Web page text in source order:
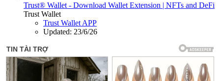
Trust® Wallet - Download Wallet Extension | NFTs and DeFi
Trust Wallet
Trust Wallet APP
Updated: 23/6/26